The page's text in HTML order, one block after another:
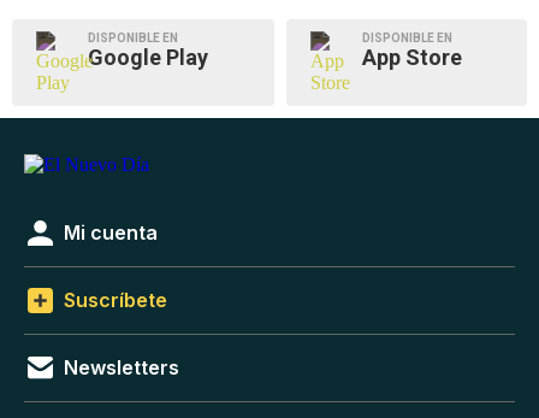
DISPONIBLE EN
Google Play
DISPONIBLE EN
App Store
Mi cuenta
Suscríbete
Newsletters